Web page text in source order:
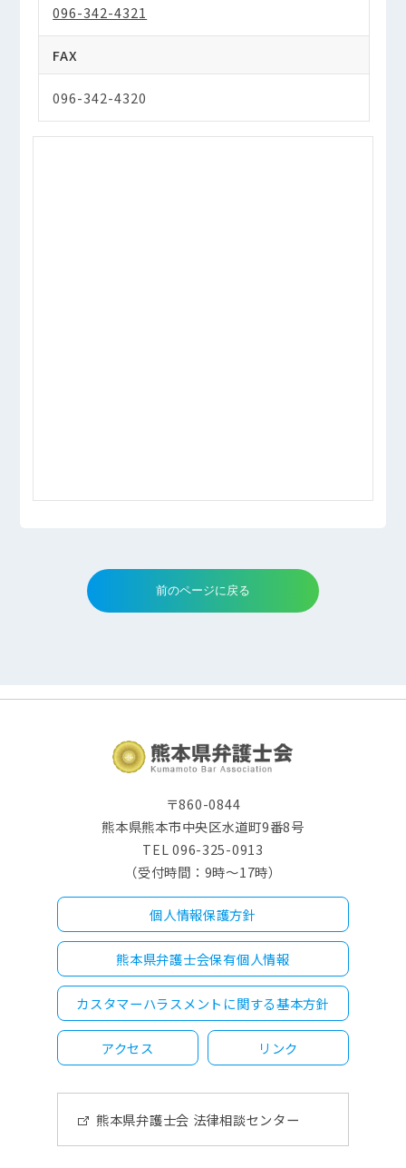
096-342-4321
FAX
096-342-4320
〒860-0844
熊本県熊本市中央区水道町9番8号
TEL 096-325-0913
（受付時間：9時～17時）
個人情報保護方針
熊本県弁護士会保有個人情報
カスタマーハラスメントに関する基本方針
アクセス リンク
熊本県弁護士会 法律相談センター